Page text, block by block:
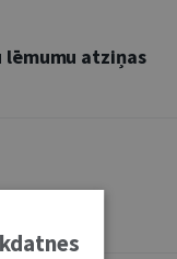
lēmumu atziņas